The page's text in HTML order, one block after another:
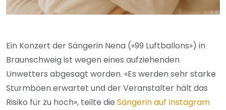
Ein Konzert der Sängerin Nena («99 Luftballons») in
Braunschweig ist wegen eines aufziehenden
Unwetters abgesagt worden. «Es werden sehr starke
Sturmböen erwartet und der Veranstalter hält das
Risiko für zu hoch», teilte die Sängerin auf Instagram